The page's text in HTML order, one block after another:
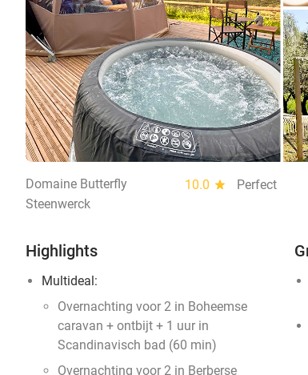
Domaine Butterfly 10.0 star
Perfect
Steenwerck
Highlights
Multideal:
Overnachting voor 2 in Boheemse
caravan + ontbijt + 1 uur in
Scandinavisch bad (60 min)
Overnachting voor 2 in Berberse